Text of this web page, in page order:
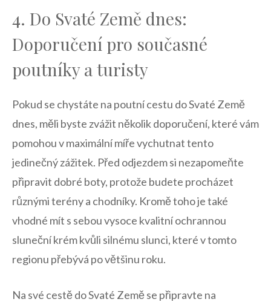
4. Do Svaté Země dnes:
‍Doporučení pro současné
poutníky a turisty
Pokud se chystáte na poutní cestu do Svaté Země
dnes, měli byste zvážit několik ​doporučení, které vám
pomohou v maximální míře vychutnat tento
jedinečný zážitek. ‌Před odjezdem si nezapomeňte
připravit dobré ⁢boty, protože budete procházet
různými terény ⁤a chodníky.‍ Kromě toho je také
vhodné mít ​s sebou vysoce kvalitní ochrannou
sluneční krém kvůli silnému slunci, které v tomto
regionu přebývá po většinu roku.
Na své cestě​ do Svaté Země se připravte na